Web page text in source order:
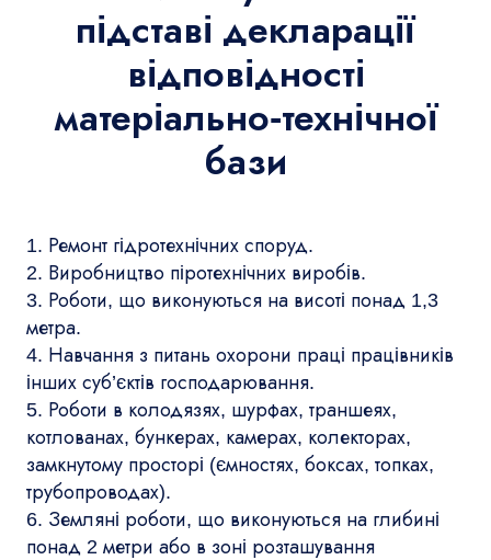
підставі декларації
відповідності
матеріально-технічної
бази
1. Ремонт гідротехнічних споруд.
2. Виробництво піротехнічних виробів.
3. Роботи, що виконуються на висоті понад 1,3
метра.
4. Навчання з питань охорони праці працівників
інших суб’єктів господарювання.
5. Роботи в колодязях, шурфах, траншеях,
котлованах, бункерах, камерах, колекторах,
замкнутому просторі (ємностях, боксах, топках,
трубопроводах).
6. Земляні роботи, що виконуються на глибині
понад 2 метри або в зоні розташування